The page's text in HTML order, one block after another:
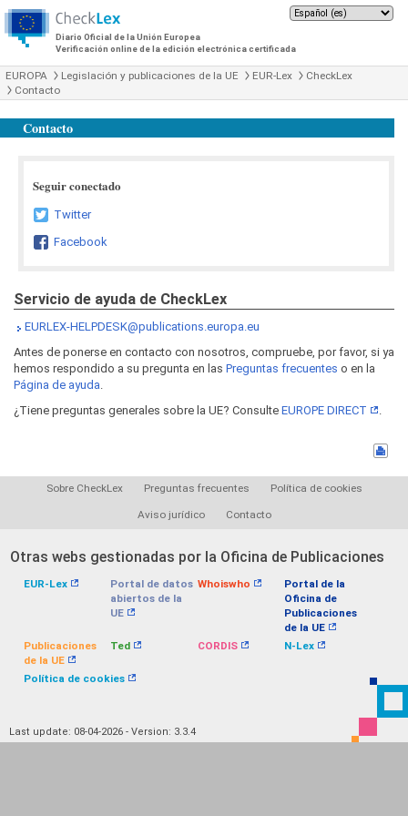
Diario Oficial de la Unión Europea
Verificación online de la edición electrónica certificada
EUROPA Legislación y publicaciones de la UE EUR-Lex
CheckLex
Contacto
Contacto
Seguir conectado
Twitter
Facebook
Servicio de ayuda de CheckLex
EURLEX-HELPDESK@publications.europa.eu
Antes de ponerse en contacto con nosotros, compruebe, por favor, si ya
hemos respondido a su pregunta en las Preguntas frecuentes o en la
Página de ayuda.
¿Tiene preguntas generales sobre la UE? Consulte EUROPE DIRECT .
Sobre CheckLex Preguntas frecuentes Política de cookies
Aviso jurídico Contacto
Otras webs gestionadas por la Oficina de Publicaciones
EUR-Lex
Portal de datos
abiertos de la
UE
Whoiswho
Portal de la
Oficina de
Publicaciones
de la UE
Publicaciones
de la UE
Ted CORDIS N-Lex
Política de cookies
Last update: 08-04-2026 - Version: 3.3.4